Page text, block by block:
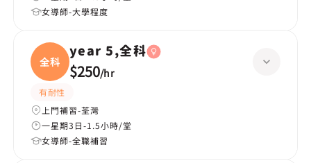
女導師-大學程度
全科
year 5,全科
$250/hr
有耐性
上門補習-荃灣
一星期3日-1.5小時/堂
女導師-全職補習